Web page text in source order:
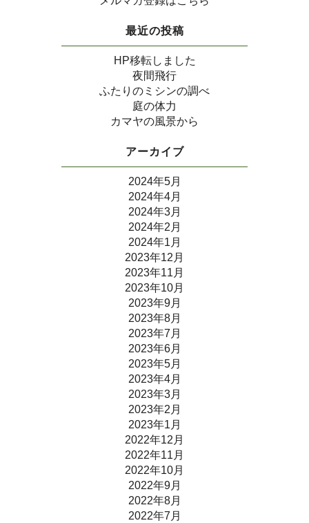
最近の投稿
HP移転しました
夜間飛行
ふたりのミシンの調べ
庭の体力
カマヤの風景から
アーカイブ
2024年5月
2024年4月
2024年3月
2024年2月
2024年1月
2023年12月
2023年11月
2023年10月
2023年9月
2023年8月
2023年7月
2023年6月
2023年5月
2023年4月
2023年3月
2023年2月
2023年1月
2022年12月
2022年11月
2022年10月
2022年9月
2022年8月
2022年7月